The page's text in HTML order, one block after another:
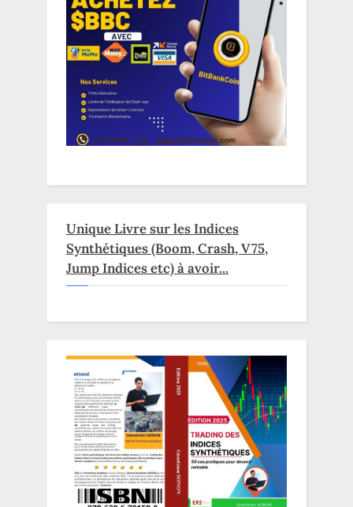
Unique Livre sur les Indices
Synthétiques (Boom, Crash, V75,
Jump Indices etc) à avoir...